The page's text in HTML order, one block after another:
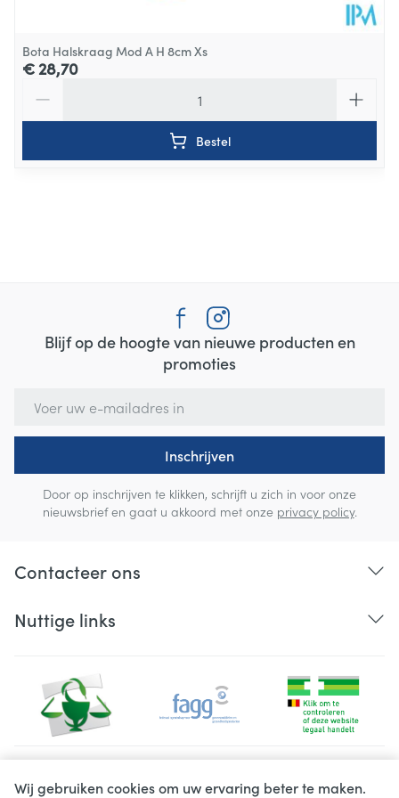
Wij gebruiken cookies om uw ervaring beter te maken.
Bota Halskraag Mod A H 8cm Xs
€ 28,70
Bestel
Blijf op de hoogte van nieuwe producten en
promoties
Inschrijven
Door op inschrijven te klikken, schrijft u zich in voor onze
nieuwsbrief en gaat u akkoord met onze privacy policy.
Contacteer ons
Nuttige links
Juridische links